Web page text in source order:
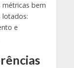
métricas bem
lotados:
e